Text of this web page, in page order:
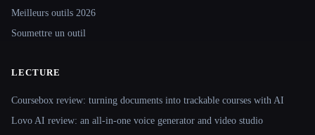
Meilleurs outils 2026
Soumettre un outil
LECTURE
Coursebox review: turning documents into trackable courses with AI
Lovo AI review: an all-in-one voice generator and video studio